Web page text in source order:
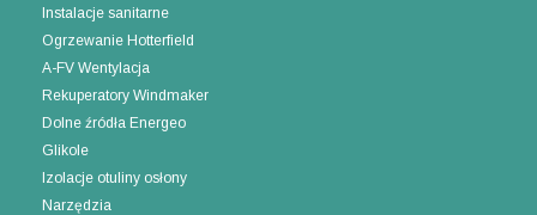
Instalacje sanitarne
Ogrzewanie Hotterfield
A-FV Wentylacja
Rekuperatory Windmaker
Dolne źródła Energeo
Glikole
Izolacje otuliny osłony
Narzędzia